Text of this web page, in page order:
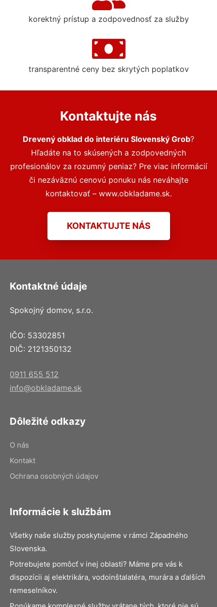
korektný prístup a zodpovednosť za služby
transparentné ceny bez skrytých poplatkov
Kontaktujte nás
Drevený obklad do interiéru Slovenský Grob?
Hľadáte na to skúsených a zodpovedných
profesionálov za rozumný peniaz? Pre viac informácií
či nezáväznú cenovú ponuku nás neváhajte
kontaktovať – www.obkladame.sk.
KONTAKTUJTE NÁS
Kontaktné údaje
Spokojný domov, s.r.o.
IČO: 53302851
DIČ: 2121350132
0911 655 512
info@obkladame.sk
Dôležité odkazy
O nás
Kontakt
Ochrana osobných údajov
Informácie k službám
Všetky naše služby poskytujeme v rámci Západného
Slovenska.
Potrebujete pomôcť v inej oblasti? Máme pre vás k
dispozícii aj elektrikára, vodoinštalatéra, murára a ďalších
remeselníkov.